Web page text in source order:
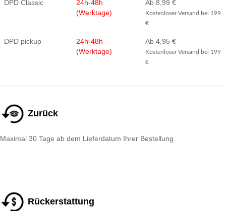
DPD Classic
24h-48h
(Werktage)
Ab 8,99 €
Kostenloser Versand bei 199
€
DPD pickup
24h-48h
(Werktage)
Ab 4,95 €
Kostenloser Versand bei 199
€
Zurück
Maximal 30 Tage ab dem Lieferdatum Ihrer Bestellung
Rückerstattung